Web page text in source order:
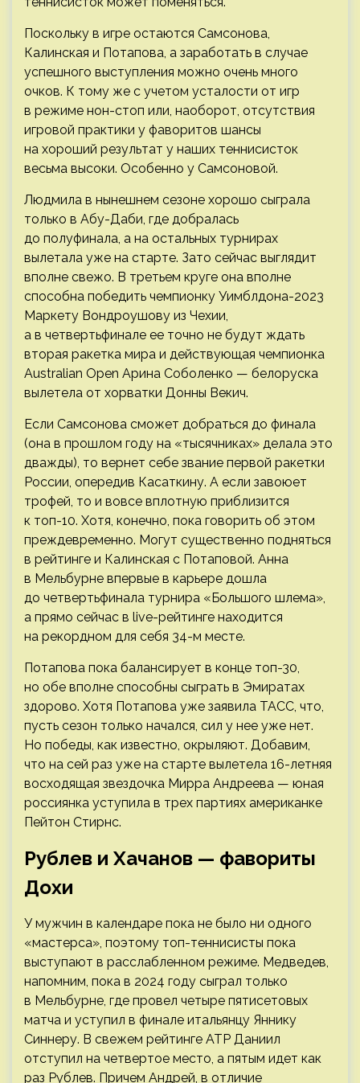
Поскольку в игре остаются Самсонова,
Калинская и Потапова, а заработать в случае
успешного выступления можно очень много
очков. К тому же с учетом усталости от игр
в режиме нон-стоп или, наоборот, отсутствия
игровой практики у фаворитов шансы
на хороший результат у наших теннисисток
весьма высоки. Особенно у Самсоновой.
Людмила в нынешнем сезоне хорошо сыграла
только в Абу-Даби, где добралась
до полуфинала, а на остальных турнирах
вылетала уже на старте. Зато сейчас выглядит
вполне свежо. В третьем круге она вполне
способна победить чемпионку Уимблдона-2023
Маркету Вондроушову из Чехии,
а в четвертьфинале ее точно не будут ждать
вторая ракетка мира и действующая чемпионка
Australian Open Арина Соболенко — белоруска
вылетела от хорватки Донны Векич.
Если Самсонова сможет добраться до финала
(она в прошлом году на «тысячниках» делала это
дважды), то вернет себе звание первой ракетки
России, опередив Касаткину. А если завоюет
трофей, то и вовсе вплотную приблизится
к топ-10. Хотя, конечно, пока говорить об этом
преждевременно. Могут существенно подняться
в рейтинге и Калинская с Потаповой. Анна
в Мельбурне впервые в карьере дошла
до четвертьфинала турнира «Большого шлема»,
а прямо сейчас в live-рейтинге находится
на рекордном для себя 34-м месте.
Потапова пока балансирует в конце топ-30,
но обе вполне способны сыграть в Эмиратах
здорово. Хотя Потапова уже заявила ТАСС, что,
пусть сезон только начался, сил у нее уже нет.
Но победы, как известно, окрыляют. Добавим,
что на сей раз уже на старте вылетела 16-летняя
восходящая звездочка Мирра Андреева — юная
россиянка уступила в трех партиях американке
Пейтон Стирнс.
Рублев и Хачанов — фавориты
Дохи
У мужчин в календаре пока не было ни одного
«мастерса», поэтому топ-теннисисты пока
выступают в расслабленном режиме. Медведев,
напомним, пока в 2024 году сыграл только
в Мельбурне, где провел четыре пятисетовых
матча и уступил в финале итальянцу Яннику
Синнеру. В свежем рейтинге ATP Даниил
отступил на четвертое место, а пятым идет как
раз Рублев. Причем Андрей, в отличие